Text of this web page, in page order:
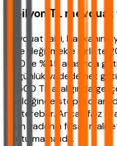
1 milyon TL
Mevduat faizi, bankanın
göre değişmekle birlikte
%40 ile %45 arasında
32 günlük vadede net
37.500 TL aralığında
seçildiğinde stopaj
gösterebilir. Ancak faiz
uzun vadenin fırsat
unutulmamalıdır.